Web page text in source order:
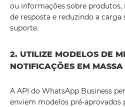
ou informações sobre
de resposta e reduzindo a carga
suporte.
2. UTILIZE MODELOS DE
NOTIFICAÇÕES EM MASSA
A API do WhatsApp Business
enviem modelos pré-aprovados